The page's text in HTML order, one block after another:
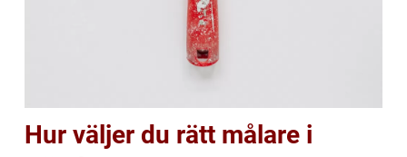
Hur väljer du rätt målare i